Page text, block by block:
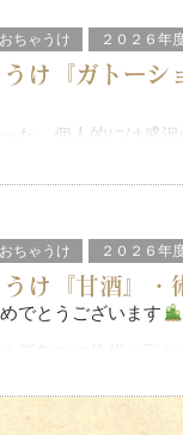
ちゃうけ ２０２６年
け『ガトーシ
た…個人的には盛沢
始も寒かったけど
ちゃうけは『ガトー
ちゃうけ ２０２６年
け『甘酒』・
でとうございます
いたします
は子供の頃から大好